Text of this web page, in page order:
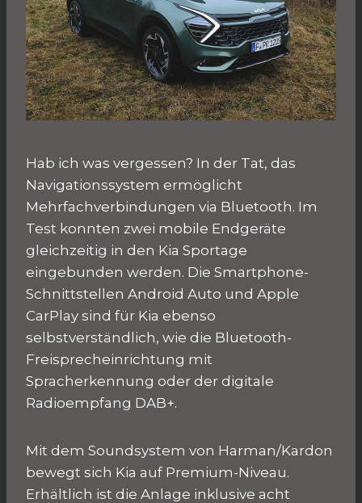
Hab ich was vergessen? In der Tat, das
Navigationssystem ermöglicht
Mehrfachverbindungen via Bluetooth. Im
Test konnten zwei mobile Endgeräte
gleichzeitig in den Kia Sportage
eingebunden werden. Die Smartphone-
Schnittstellen Android Auto und Apple
CarPlay sind für Kia ebenso
selbstverständlich, wie die Bluetooth-
Freisprecheinrichtung mit
Spracherkennung oder der digitale
Radioempfang DAB+.
Mit dem Soundsystem von Harman/Kardon
bewegt sich Kia auf Premium-Niveau.
Erhältlich ist die Anlage inklusive acht